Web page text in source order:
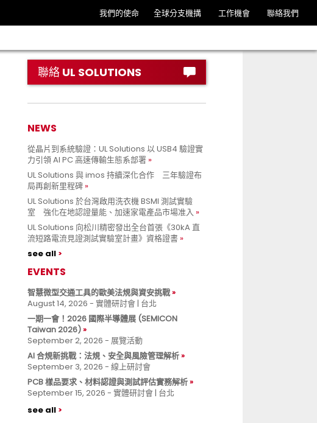
我們的使命 全球分支機搆 工作機會 聯絡我們
聯絡 UL SOLUTIONS
NEWS
從晶片到系統驗證：UL Solutions 以 USB4 驗證實
力引領 AI PC 高速傳輸生態系部署
UL Solutions 與 imos 持續深化合作 三年驗證布
局再創新里程碑
UL Solutions 於台灣啟用洗衣機 BSMI 測試實驗
室 強化在地認證量能、加速家電產品市場准入
UL Solutions 向松川精密發出全台首張《30kA 直
流短路電流見證測試實驗室計畫》資格證書
see all
EVENTS
智慧微型交通工具的歐美法規與資安挑戰
August 14, 2026 - 實體研討會 | 台北
一期一會！2026 國際半導體展 (SEMICON
Taiwan 2026)
September 2, 2026 - 展覽活動
AI 合規新挑戰：法規、安全與風險管理解析
September 3, 2026 - 線上研討會
PCB 樣品要求、材料認證與測試評估實務解析
September 15, 2026 - 實體研討會 | 台北
see all